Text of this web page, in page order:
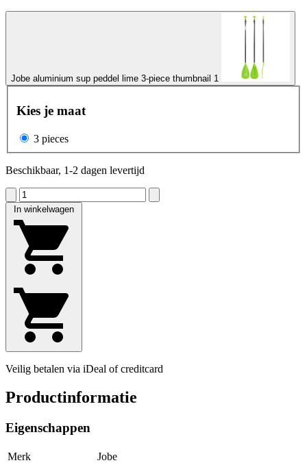
Jobe aluminium sup peddel lime 3-piece thumbnail 1
Kies je maat
3 pieces
Beschikbaar, 1-2 dagen levertijd
In winkelwagen
Veilig betalen via iDeal of creditcard
Productinformatie
Eigenschappen
Merk
Jobe